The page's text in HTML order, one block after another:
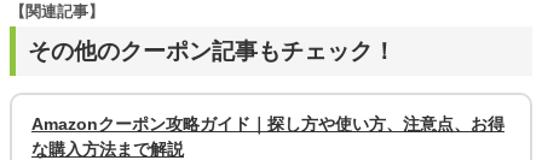
その他のクーポン記事もチェック！
【関連記事】
Amazonクーポン攻略ガイド｜探し方や使い方、注意点、お得
な購入方法まで解説